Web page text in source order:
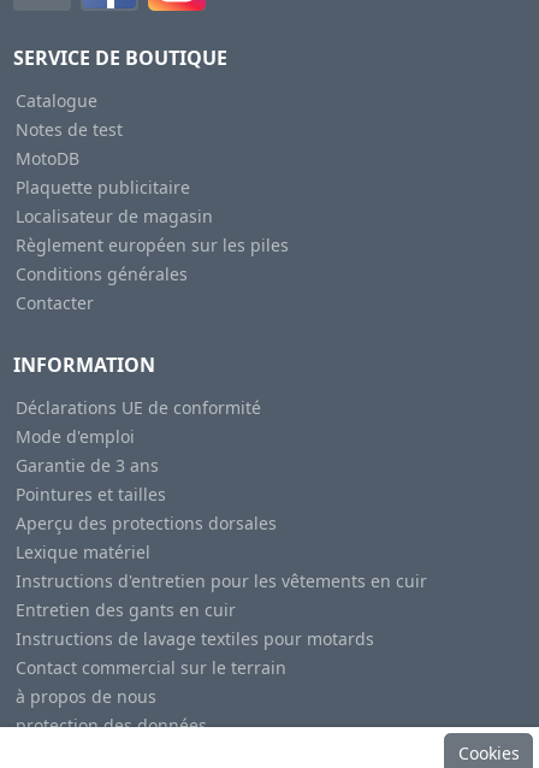
SERVICE DE BOUTIQUE
Catalogue
Notes de test
MotoDB
Plaquette publicitaire
Localisateur de magasin
Règlement européen sur les piles
Conditions générales
Contacter
INFORMATION
Déclarations UE de conformité
Mode d'emploi
Garantie de 3 ans
Pointures et tailles
Aperçu des protections dorsales
Lexique matériel
Instructions d'entretien pour les vêtements en cuir
Entretien des gants en cuir
Instructions de lavage textiles pour motards
Contact commercial sur le terrain
à propos de nous
protection des données
Cookies